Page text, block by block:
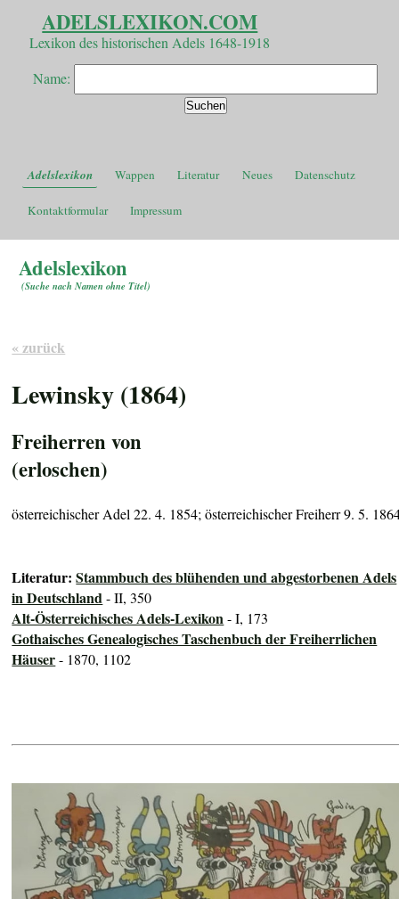
ADELSLEXIKON.COM
Lexikon des historischen Adels 1648-1918
Name:
Adelslexikon Wappen Literatur Neues Datenschutz
Kontaktformular Impressum
Adelslexikon
(Suche nach Namen ohne Titel)
« zurück
Lewinsky (1864)
Freiherren von
(erloschen)
österreichischer Adel 22. 4. 1854; österreichischer Freiherr 9. 5.
Literatur:Stammbuch des blühenden und abgestorbenen Adels
in Deutschland- II, 350
Alt-Österreichisches Adels-Lexikon- I, 173
Gothaisches Genealogisches Taschenbuch der Freiherrlichen
Häuser- 1870, 1102